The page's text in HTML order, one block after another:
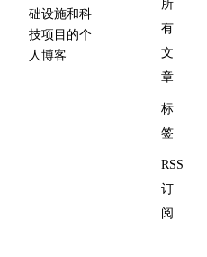
础设施和科
技项目的个
人博客
所
有
文
章
标
签
RSS
订
阅